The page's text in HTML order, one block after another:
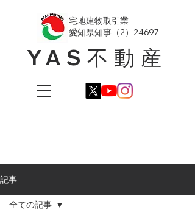
YAS不動産
​宅地建物取引業
愛知県知事（2）24697
記事
全ての記事